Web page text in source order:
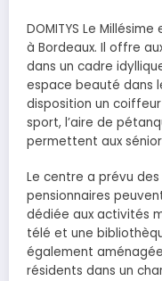
DOMITYS Le
à Bordeaux. Il offre
dans un cadre
espace beauté dans
disposition un
sport, l’aire de
permettent aux
Le centre a prévu
pensionnaires
dédiée aux activités
télé et une
également
résidents dans un